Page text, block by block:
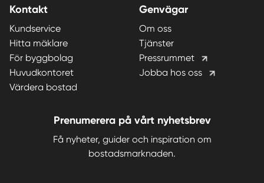
Kontakt
Kundservice
Hitta mäklare
För byggbolag
Huvudkontoret
Värdera bostad
Genvägar
Om oss
Tjänster
Pressrummet
Jobba hos oss
Prenumerera på vårt nyhetsbrev
Få nyheter, guider och inspiration om
bostadsmarknaden.